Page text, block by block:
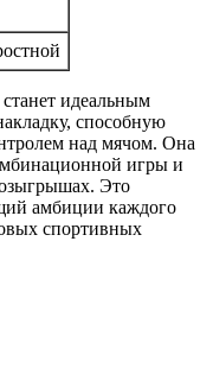
идеальным
способную
над мячом. Она
игры и
Это
амбиции каждого
спортивных